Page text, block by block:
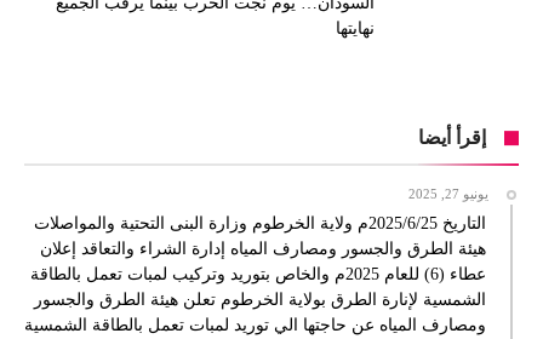
نهايتها
إقرأ أيضا
يونيو 27, 2025
التاريخ 2025/6/25م ولاية الخرطوم وزارة البنى التحتية والمواصلات
هيئة الطرق والجسور ومصارف المياه إدارة الشراء والتعاقد إعلان
عطاء (6) للعام 2025م والخاص بتوريد وتركيب لمبات تعمل بالطاقة
الشمسية لإنارة الطرق بولاية الخرطوم تعلن هيئة الطرق والجسور
ومصارف المياه عن حاجتها الي توريد لمبات تعمل بالطاقة الشمسية